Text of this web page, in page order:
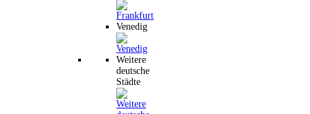
Venedig
Weitere
deutsche
Städte